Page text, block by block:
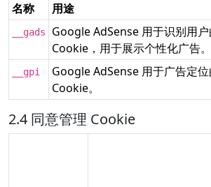
名称 用途
__gads
Google AdSense 用于识别用户
Cookie，用于展示个性化广告。
__gpi
Google AdSense 用于广告定位
Cookie。
2.4 同意管理 Cookie